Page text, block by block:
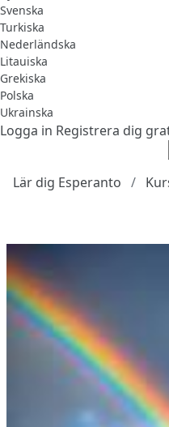
Svenska
Turkiska
Nederländska
Litauiska
Grekiska
Polska
Ukrainska
Logga in Registrera dig
Lär dig Esperanto